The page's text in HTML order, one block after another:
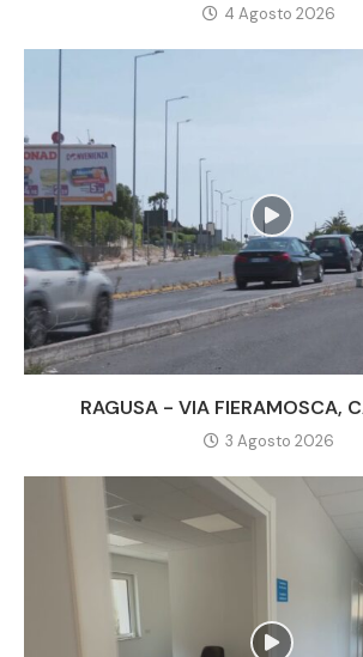
4 Agosto 2026
RAGUSA - VIA FIERAMOSCA,
3 Agosto 2026